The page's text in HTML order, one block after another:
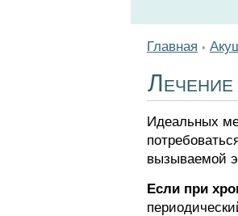
Главная •
Идеальных
вызываемой
Если при